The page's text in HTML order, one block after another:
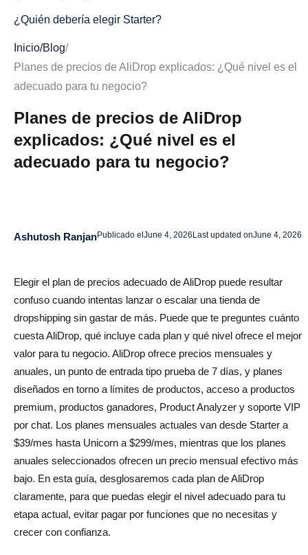
¿Quién debería elegir Starter?
Cuando Starter podría resultar limitado
Preguntas frecuentes sobre los planes de precios de
AliDrop
¿Cuál es el precio de AliDrop?
¿Ofrece AliDrop una prueba gratuita?
¿Puedo actualizar mi plan de AliDrop más tarde?
¿Ofrece AliDrop descuentos anuales?
¿Vale la pena AliDrop para los nuevos dropshippers?
¿Cuál es el mejor plan de AliDrop para escalar?
Inicio/Blog/
Planes de precios de AliDrop explicados: ¿Qué nivel es el
adecuado para tu negocio?
Planes de precios de AliDrop
explicados: ¿Qué nivel es el
adecuado para tu negocio?
Ashutosh RanjanPublicado el June 4, 2026 Last updated onJune 4, 2026
Elegir el plan de precios adecuado de AliDrop puede resultar
confuso cuando intentas lanzar o escalar una tienda de
dropshipping sin gastar de más. Puede que te preguntes cuánto
cuesta AliDrop, qué incluye cada plan y qué nivel ofrece el mejor
valor para tu negocio. AliDrop ofrece precios mensuales y
anuales, un punto de entrada tipo prueba de 7 días, y planes
diseñados en torno a límites de productos, acceso a productos
premium, productos ganadores, Product Analyzer y soporte VIP
por chat. Los planes mensuales actuales van desde Starter a
$39/mes hasta Unicorn a $299/mes, mientras que los planes
anuales seleccionados ofrecen un precio mensual efectivo más
bajo. En esta guía, desglosaremos cada plan de AliDrop
claramente, para que puedas elegir el nivel adecuado para tu
etapa actual, evitar pagar por funciones que no necesitas y
crecer con confianza.